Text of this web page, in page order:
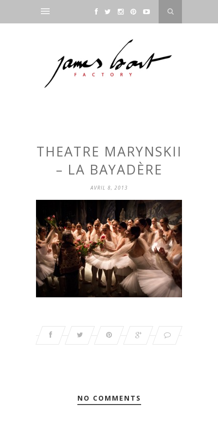
THEATRE MARYNSKII
– LA BAYADÈRE
AVRIL 8, 2013
NO COMMENTS